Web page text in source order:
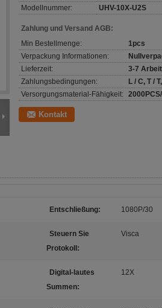
Modellnummer:
UHV-10X-U2S
Zahlung und Versand AGB:
Min Bestellmenge:
1pcs
Verpackung Informationen:
Lieferzeit:
3-7
Zahlungsbedingungen:
L / C, T /
Versorgungsmaterial-Fähigkeit:
Kontakt
Entschließung: 1080P/30
Steuern Sie
Protokoll:
Visca
Digital-lautes
Summen:
12X